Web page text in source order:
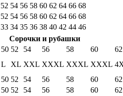
52 54 56 58 60 62 64 66 68
52 54 56 58 60 62 64 66 68
33 34 35 36 38 40 42 44 46
Сорочки и рубашки
50 52 54 56 58 60
62
L XL XXL XXXL XXXL XXXL
50 52 54 56 58 60
62
50 52 54 56 58 60
62